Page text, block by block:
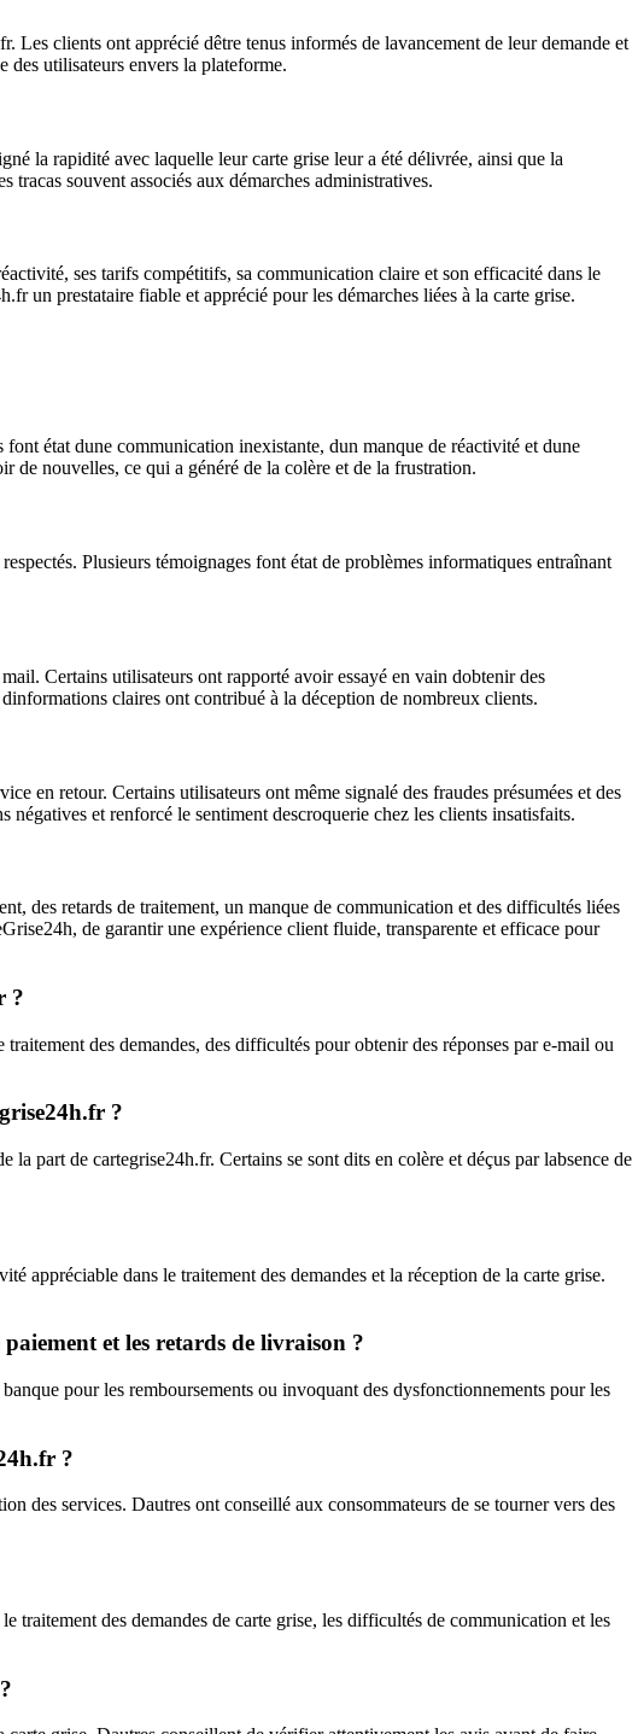
clients ont apprécié dêtre tenus informés de lavancement de leur demande et
des utilisateurs envers la plateforme.
la rapidité avec laquelle leur carte grise leur a été délivrée, ainsi que la
souvent associés aux démarches administratives.
ses tarifs compétitifs, sa communication claire et son efficacité dans le
un prestataire fiable et apprécié pour les démarches liées à la carte grise.
état dune communication inexistante, dun manque de réactivité et dune
de nouvelles, ce qui a généré de la colère et de la frustration.
Plusieurs témoignages font état de problèmes informatiques entraînant
Certains utilisateurs ont rapporté avoir essayé en vain dobtenir des
claires ont contribué à la déception de nombreux clients.
en retour. Certains utilisateurs ont même signalé des fraudes présumées et des
et renforcé le sentiment descroquerie chez les clients insatisfaits.
des retards de traitement, un manque de communication et des difficultés liées
de garantir une expérience client fluide, transparente et efficace pour
?
des demandes, des difficultés pour obtenir des réponses par e-mail ou
?
part de cartegrise24h.fr. Certains se sont dits en colère et déçus par labsence de
appréciable dans le traitement des demandes et la réception de la carte grise.
et les retards de livraison ?
pour les remboursements ou invoquant des dysfonctionnements pour les
?
des services. Dautres ont conseillé aux consommateurs de se tourner vers des
traitement des demandes de carte grise, les difficultés de communication et les